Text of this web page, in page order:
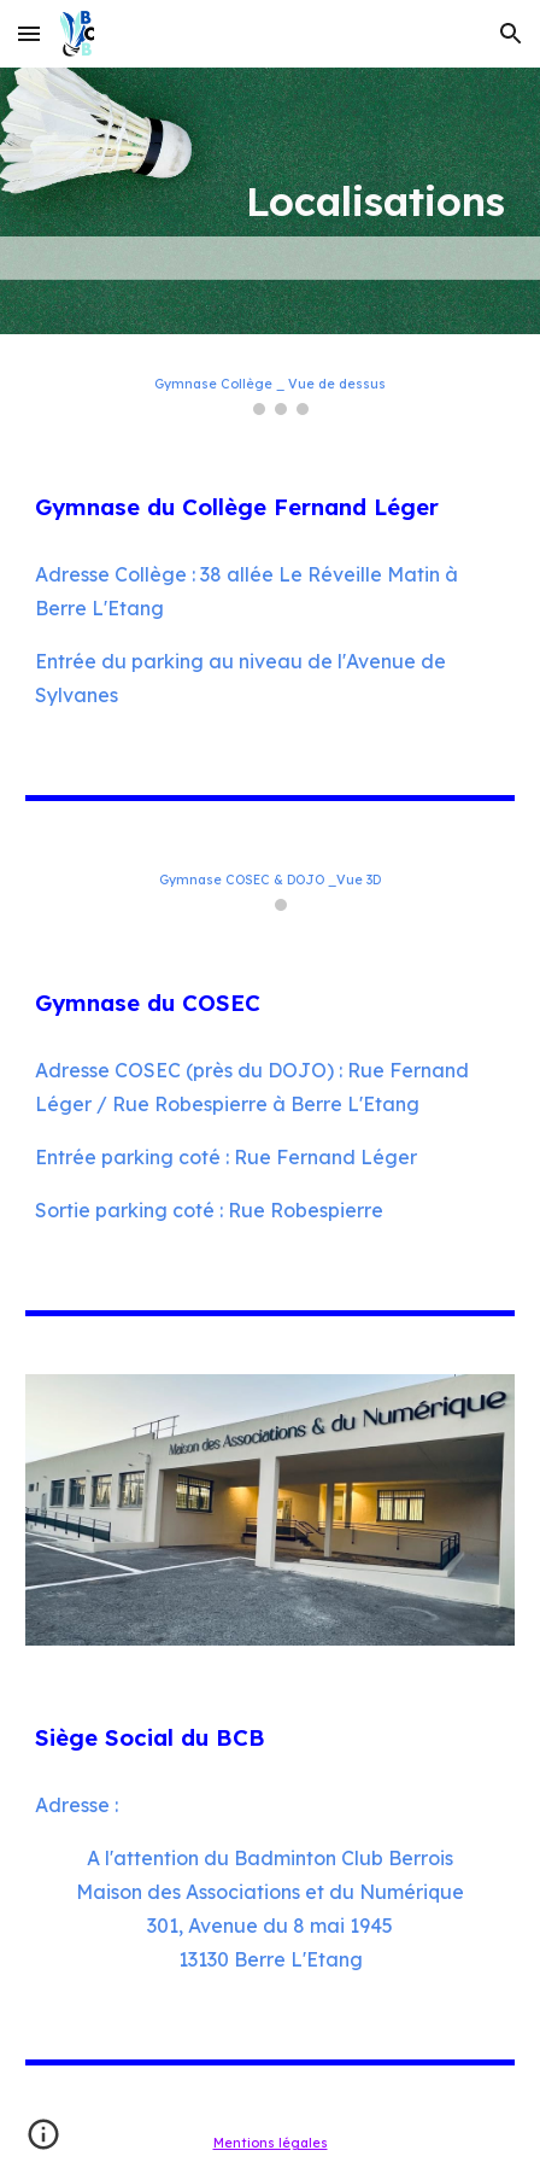
Skip to main content Skip to navigation
Localisations
Gymnase Collège _ Vue de dessus
Gymnase du Collège Fernand Léger
Adresse Collège : 38 allée Le Réveille Matin à
Berre L'Etang
Entrée du parking au niveau de l'Avenue de
Sylvanes
Gymnase COSEC & DOJO _Vue 3D
Gymnase du COSEC
Adresse COSEC (près du DOJO) : Rue Fernand
Léger / Rue Robespierre à Berre L'Etang
Entrée parking coté : Rue Fernand Léger
Sortie parking coté : Rue Robespierre
Siège Social du BCB
Adresse :
A l'attention du Badminton Club Berrois
Maison des Associations et du Numérique
301, Avenue du 8 mai 1945
13130 Berre L'Etang
Mentions légales